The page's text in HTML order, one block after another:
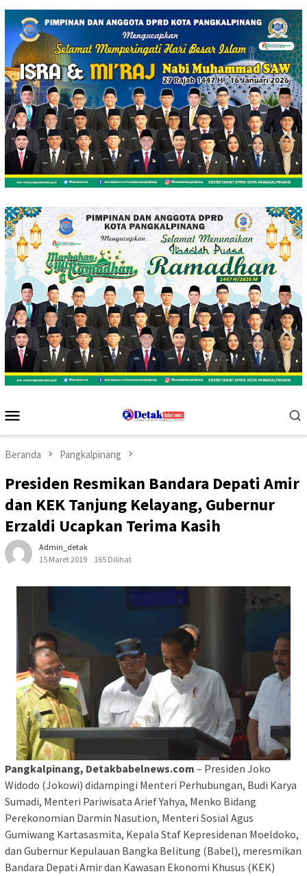
Loncat
konten
Mobile
Beranda Pangkalpinang
Presiden Resmikan Bandara Depati Amir
dan KEK Tanjung Kelayang, Gubernur
Erzaldi Ucapkan Terima Kasih
Admin_detak
15 Maret 2019
165 Dilihat
Pangkalpinang, Detakbabelnews.com – Presiden Joko
Widodo (Jokowi) didampingi Menteri Perhubungan, Budi Karya
Sumadi, Menteri Pariwisata Arief Yahya, Menko Bidang
Perekonomian Darmin Nasution, Menteri Sosial Agus
Gumiwang Kartasasmita, Kepala Staf Kepresidenan Moeldoko,
dan Gubernur Kepulauan Bangka Belitung (Babel), meresmikan
Bandara Depati Amir dan Kawasan Ekonomi Khusus (KEK)